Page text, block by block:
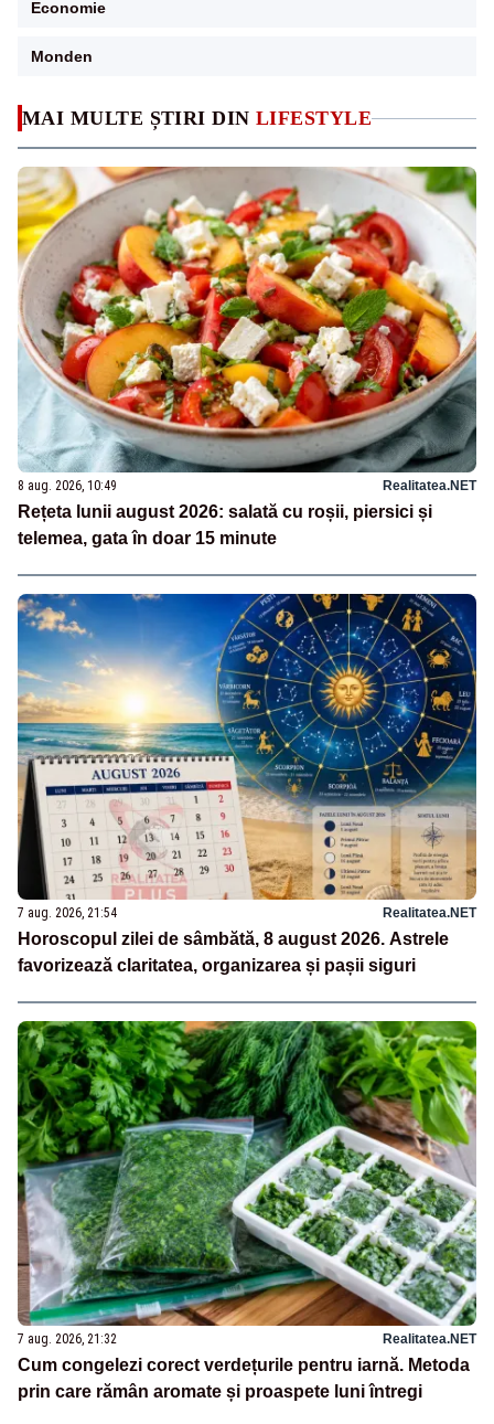
MAI MULTE ȘTIRI DIN LIFESTYLE
8 aug. 2026, 10:49 Realitatea.NET
Rețeta lunii august 2026: salată cu roșii, piersici și
telemea, gata în doar 15 minute
7 aug. 2026, 21:54 Realitatea.NET
Horoscopul zilei de sâmbătă, 8 august 2026. Astrele
favorizează claritatea, organizarea și pașii siguri
7 aug. 2026, 21:32 Realitatea.NET
Cum congelezi corect verdețurile pentru iarnă. Metoda
prin care rămân aromate și proaspete luni întregi
Economie
Monden